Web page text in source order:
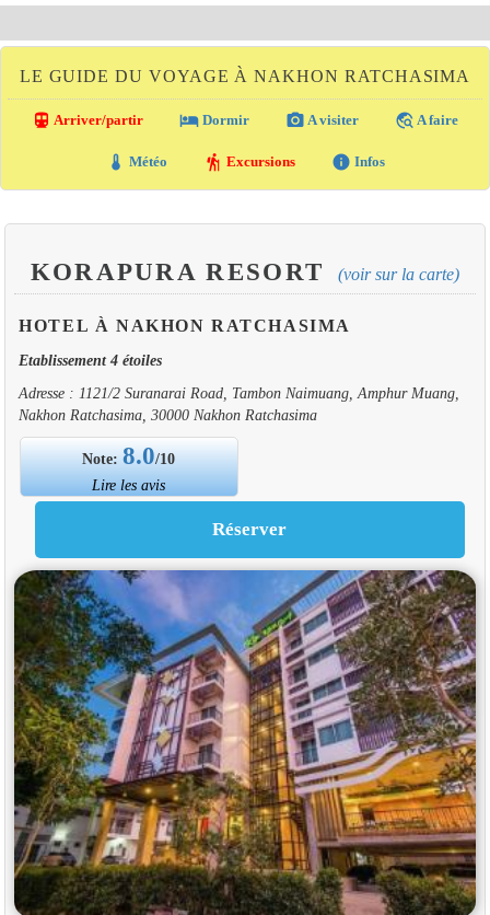
LE GUIDE DU VOYAGE À NAKHON RATCHASIMA
directions_transit Arriver/partir local_hotel Dormir photo_camera A visiter travel_explore A faire
thermostat Météo hiking Excursions info Infos
KORAPURA RESORT (voir sur la carte)
HOTEL À NAKHON RATCHASIMA
Etablissement 4 étoiles
Adresse : 1121/2 Suranarai Road, Tambon Naimuang, Amphur Muang,
Nakhon Ratchasima, 30000 Nakhon Ratchasima
Note:8.0/10
Lire les avis